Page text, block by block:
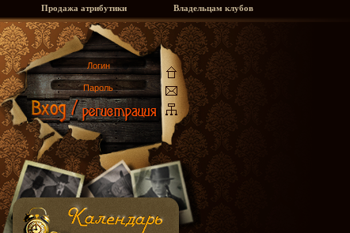
Продажа атрибутики Владельцам клубов